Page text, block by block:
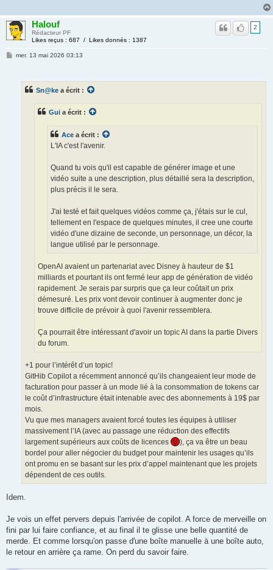
Halouf
Rédacteur PF
Likes reçus : 687 / Likes donnés : 1387
2
mer. 13 mai 2026 03:13
Sn@ke a écrit :
Gui a écrit :
Ace a écrit :
L'IA c'est l'avenir.
Quand tu vois qu'il est capable de générer image et une
vidéo suite a une description, plus détaillé sera la description,
plus précis il le sera.
J'ai testé et fait quelques vidéos comme ça, j'étais sur le cul,
tellement en l'espace de quelques minutes, il cree une courte
vidéo d'une dizaine de seconde, un personnage, un décor, la
langue utilisé par le personnage.
OpenAI avaient un partenariat avec Disney à hauteur de $1
milliards et pourtant ils ont fermé leur app de génération de vidéo
rapidement. Je serais par surpris que ça leur coûtait un prix
démesuré. Les prix vont devoir continuer à augmenter donc je
trouve difficile de prévoir à quoi l'avenir ressemblera.
Ça pourrait être intéressant d'avoir un topic AI dans la partie Divers
du forum.
+1 pour l’intérêt d’un topic!
GitHib Copilot a récemment annoncé qu’ils changeaient leur mode de
facturation pour passer à un mode lié à la consommation de tokens car
le coût d’infrastructure était intenable avec des abonnements à 19$ par
mois.
Vu que mes managers avaient forcé toutes les équipes à utiliser
massivement l’IA (avec au passage une réduction des effectifs
largement supérieurs aux coûts de licences
), ça va être un beau
bordel pour aller négocier du budget pour maintenir les usages qu’ils
ont promu en se basant sur les prix d’appel maintenant que les projets
dépendent de ces outils.
Idem.
Je vois un effet pervers depuis l'arrivée de copilot. A force de merveille on
fini par lui faire confiance, et au final il te glisse une belle quantité de
merde. Et comme lorsqu'on passe d'une boîte manuelle à une boîte auto,
le retour en arrière ça rame. On perd du savoir faire.